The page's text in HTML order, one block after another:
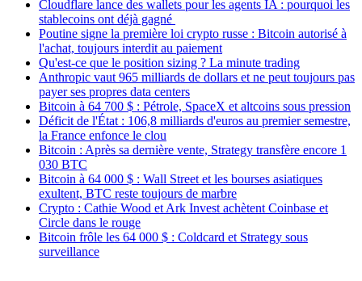
Cloudflare lance des wallets pour les agents IA : pourquoi les
stablecoins ont déjà gagné
Poutine signe la première loi crypto russe : Bitcoin autorisé à
l'achat, toujours interdit au paiement
Qu'est-ce que le position sizing ? La minute trading
Anthropic vaut 965 milliards de dollars et ne peut toujours pas
payer ses propres data centers
Bitcoin à 64 700 $ : Pétrole, SpaceX et altcoins sous pression
Déficit de l'État : 106,8 milliards d'euros au premier semestre,
la France enfonce le clou
Bitcoin : Après sa dernière vente, Strategy transfère encore 1
030 BTC
Bitcoin à 64 000 $ : Wall Street et les bourses asiatiques
exultent, BTC reste toujours de marbre
Crypto : Cathie Wood et Ark Invest achètent Coinbase et
Circle dans le rouge
Bitcoin frôle les 64 000 $ : Coldcard et Strategy sous
surveillance